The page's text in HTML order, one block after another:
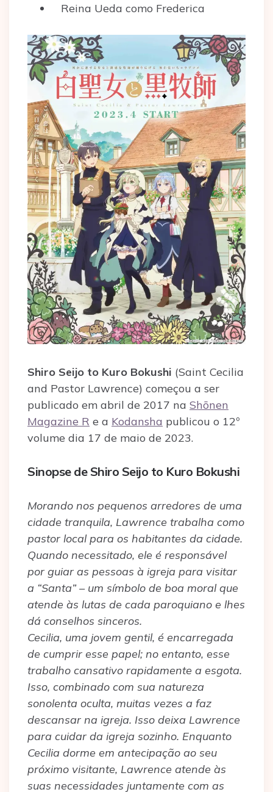
Reina Ueda como Frederica
Shiro Seijo to Kuro Bokushi (Saint Cecilia
and Pastor Lawrence) começou a ser
publicado em abril de 2017 na Shōnen
Magazine R e a Kodansha publicou o 12º
volume dia 17 de maio de 2023.
Sinopse de Shiro Seijo to Kuro Bokushi
Morando nos pequenos arredores de uma
cidade tranquila, Lawrence trabalha como
pastor local para os habitantes da cidade.
Quando necessitado, ele é responsável
por guiar as pessoas à igreja para visitar
a “Santa” – um símbolo de boa moral que
atende às lutas de cada paroquiano e lhes
dá conselhos sinceros.
Cecilia, uma jovem gentil, é encarregada
de cumprir esse papel; no entanto, esse
trabalho cansativo rapidamente a esgota.
Isso, combinado com sua natureza
sonolenta oculta, muitas vezes a faz
descansar na igreja. Isso deixa Lawrence
para cuidar da igreja sozinho. Enquanto
Cecilia dorme em antecipação ao seu
próximo visitante, Lawrence atende às
suas necessidades juntamente com as